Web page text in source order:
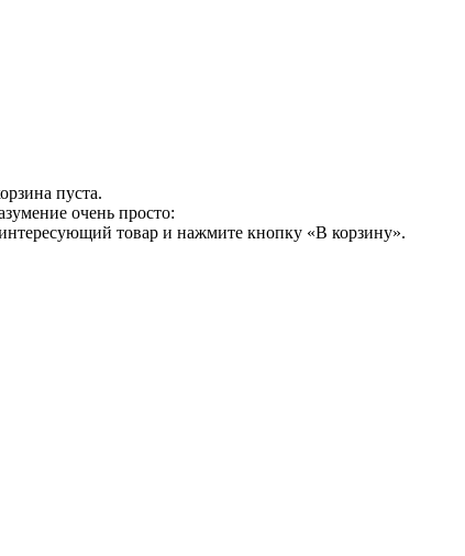
пуста.
очень просто:
товар и нажмите кнопку «В корзину».